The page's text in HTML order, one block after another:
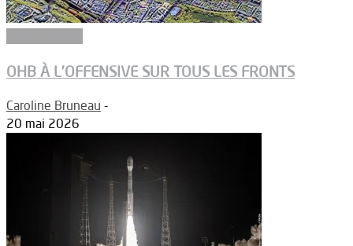
OHB À L’OFFENSIVE SUR TOUS LES FRONTS
Caroline Bruneau -
20 mai 2026